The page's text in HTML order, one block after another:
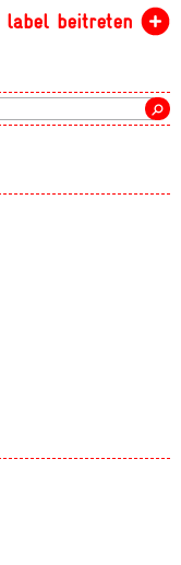
label beitreten